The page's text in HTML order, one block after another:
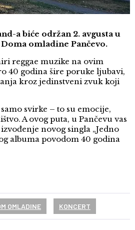
a biće održan 2. avgusta u
omladine Pančevo.
reggae muzike na ovim
40 godina šire poruke ljubavi,
kroz jedinstveni zvuk koji
svirke – to su emocije,
A ovog puta, u Pančevu vas
novog singla „Jedno
albuma povodom 40 godina
OMLADINE KONCERT